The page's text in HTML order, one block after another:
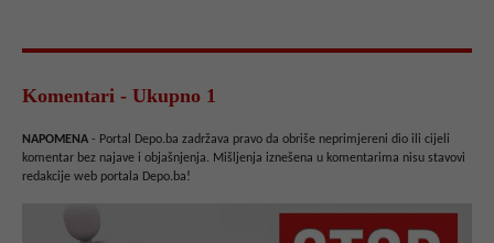
Komentari - Ukupno 1
NAPOMENA - Portal Depo.ba zadržava pravo da obriše neprimjereni dio ili cijeli
komentar bez najave i objašnjenja. Mišljenja iznešena u komentarima nisu stavovi
redakcije web portala Depo.ba!